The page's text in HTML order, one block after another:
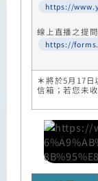
https://
線上直播之提
https://
＊將於5月 17
信箱；若您未